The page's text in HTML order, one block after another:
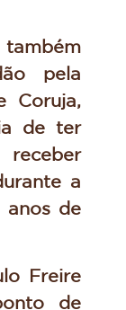
pela
Coruja,
de ter
a
anos de
Freire
de